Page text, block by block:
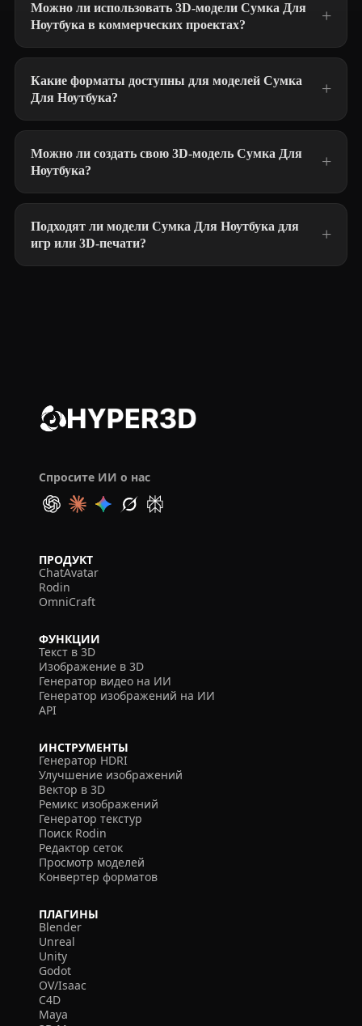
Можно ли использовать 3D-модели Сумка Для
Ноутбука в коммерческих проектах?
Какие форматы доступны для моделей Сумка
Для Ноутбука?
Можно ли создать свою 3D-модель Сумка Для
Ноутбука?
Подходят ли модели Сумка Для Ноутбука для
игр или 3D-печати?
Спросите ИИ о нас
ПРОДУКТ
ChatAvatar
Rodin
OmniCraft
ФУНКЦИИ
Текст в 3D
Изображение в 3D
Генератор видео на ИИ
Генератор изображений на ИИ
API
ИНСТРУМЕНТЫ
Генератор HDRI
Улучшение изображений
Вектор в 3D
Ремикс изображений
Генератор текстур
Поиск Rodin
Редактор сеток
Просмотр моделей
Конвертер форматов
ПЛАГИНЫ
Blender
Unreal
Unity
Godot
OV/Isaac
C4D
Maya